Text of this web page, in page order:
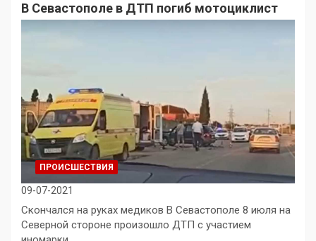
В Севастополе в ДТП погиб мотоциклист
ПРОИСШЕСТВИЯ
09-07-2021
Скончался на руках медиков В Севастополе 8 июля на
Северной стороне произошло ДТП с участием